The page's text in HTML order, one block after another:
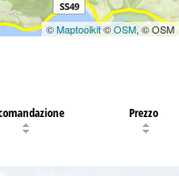
©Maptoolkit©OSM, © OSM
Prezzo